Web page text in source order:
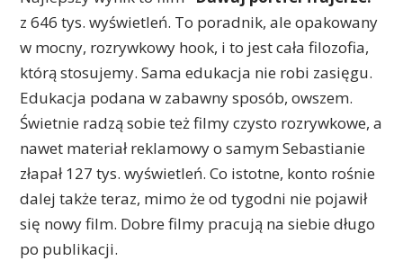
z 646 tys. wyświetleń. To poradnik, ale opakowany
w mocny, rozrywkowy hook, i to jest cała filozofia,
którą stosujemy. Sama edukacja nie robi zasięgu.
Edukacja podana w zabawny sposób, owszem.
Świetnie radzą sobie też filmy czysto rozrywkowe, a
nawet materiał reklamowy o samym Sebastianie
złapał 127 tys. wyświetleń. Co istotne, konto rośnie
dalej także teraz, mimo że od tygodni nie pojawił
się nowy film. Dobre filmy pracują na siebie długo
po publikacji.